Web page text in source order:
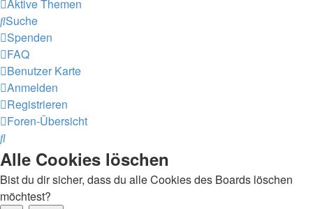
Aktive Themen
Suche
Spenden
FAQ
Benutzer Karte
Anmelden
Registrieren
Foren-Übersicht
Suche
Alle Cookies löschen
Bist du dir sicher, dass du alle Cookies des Boards löschen
möchtest?